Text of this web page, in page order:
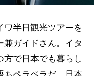
ワ半日観光ツアーを
兼ガイドさん。イタ
方で日本でも暮らし